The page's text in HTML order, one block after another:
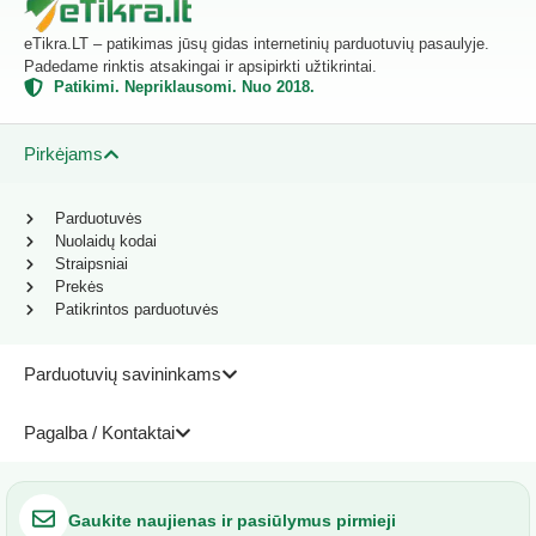
eTikra.LT – patikimas jūsų gidas internetinių parduotuvių pasaulyje.
Padedame rinktis atsakingai ir apsipirkti užtikrintai.
Patikimi. Nepriklausomi. Nuo 2018.
Pirkėjams
Parduotuvių savininkams
Pagalba / Kontaktai
Parduotuvės
Nuolaidų kodai
Straipsniai
Prekės
Patikrintos parduotuvės
Gaukite naujienas ir pasiūlymus pirmieji